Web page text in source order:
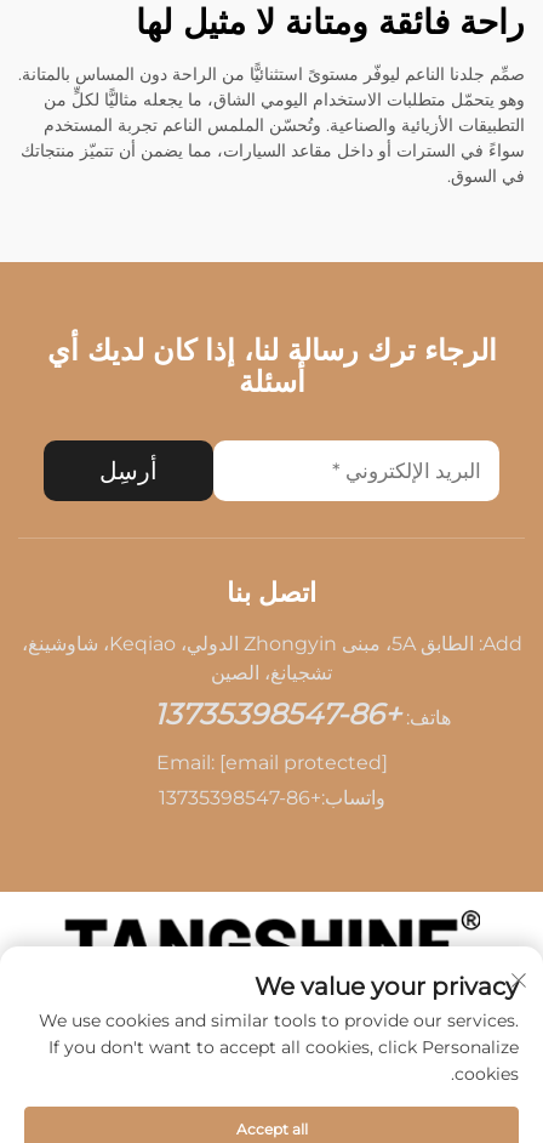
راحة فائقة ومتانة لا مثيل لها
صمِّم جلدنا الناعم ليوفّر مستوىً استثنائيًّا من الراحة دون المساس بالمتانة.
وهو يتحمّل متطلبات الاستخدام اليومي الشاق، ما يجعله مثاليًّا لكلٍّ من
التطبيقات الأزيائية والصناعية. وتُحسّن الملمس الناعم تجربة المستخدم
سواءً في السترات أو داخل مقاعد السيارات، مما يضمن أن تتميّز منتجاتك
في السوق.
الرجاء ترك رسالة لنا، إذا كان لديك أي
أسئلة
أرسِل
اتصل بنا
Add: الطابق 5A، مبنى Zhongyin الدولي، Keqiao، شاوشينغ،
تشجيانغ، الصين
هاتف: +86-13735398547
Email: [email protected]
واتساب:+86-13735398547
حقوق الطبع والنشر © 2026 بواسطة SHAOXING TANG
CAI LEATHER CO.,LTD -
سياسة الخصوصية
We value your privacy
We use cookies and similar tools to provide our services.
If you don't want to accept all cookies, click Personalize
cookies.
Accept all